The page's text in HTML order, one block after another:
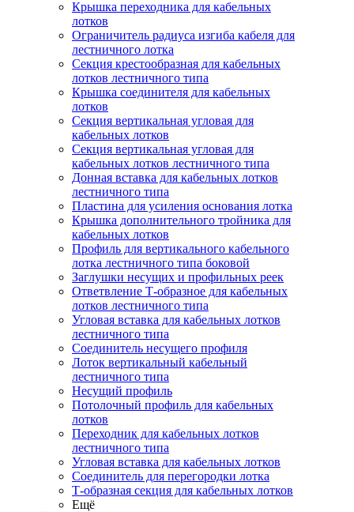
Крышка переходника для кабельных
лотков
Ограничитель радиуса изгиба кабеля для
лестничного лотка
Секция крестообразная для кабельных
лотков лестничного типа
Крышка соединителя для кабельных
лотков
Секция вертикальная угловая для
кабельных лотков
Секция вертикальная угловая для
кабельных лотков лестничного типа
Донная вставка для кабельных лотков
лестничного типа
Пластина для усиления основания лотка
Крышка дополнительного тройника для
кабельных лотков
Профиль для вертикального кабельного
лотка лестничного типа боковой
Заглушки несущих и профильных реек
Ответвление Т-образное для кабельных
лотков лестничного типа
Угловая вставка для кабельных лотков
лестничного типа
Соединитель несущего профиля
Лоток вертикальный кабельный
лестничного типа
Несущий профиль
Потолочный профиль для кабельных
лотков
Переходник для кабельных лотков
лестничного типа
Угловая вставка для кабельных лотков
Соединитель для перегородки лотка
Т-образная секция для кабельных лотков
Ещё